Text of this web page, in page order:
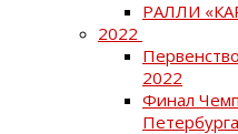
РАЛЛИ
2022
2022
Финал